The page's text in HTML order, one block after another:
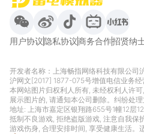
用户协议隐私协议商务合作招贤纳
开发者名称：上海畅指网络科技有限公司
沪网文[2017] 1877-075号增值电信业务
本网站图片归权利人所有, 未经权利人许
展示图片的, 请通知本公司删除。纠纷处理
地址: 上海市嘉定区银翔路655号1幢12层
抵制不良游戏, 拒绝盗版游戏, 注意自我保
游戏伤身, 合理安排时间, 享受健康生活。
微信
微博 抖音 哔哩哔哩